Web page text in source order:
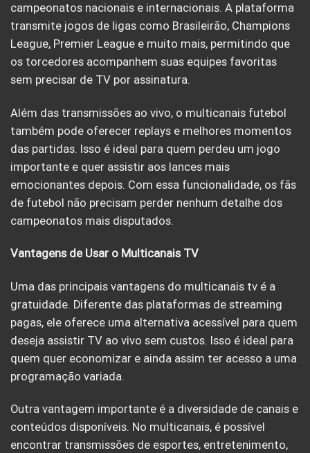
campeonatos nacionais e internacionais. A plataforma
transmite jogos de ligas como Brasileirão, Champions
League, Premier League e muito mais, permitindo que
os torcedores acompanhem suas equipes favoritas
sem precisar de TV por assinatura.
Além das transmissões ao vivo, o multicanais futebol
também pode oferecer replays e melhores momentos
das partidas. Isso é ideal para quem perdeu um jogo
importante e quer assistir aos lances mais
emocionantes depois. Com essa funcionalidade, os fãs
de futebol não precisam perder nenhum detalhe dos
campeonatos mais disputados.
Vantagens de Usar o Multicanais TV
Uma das principais vantagens do multicanais tv é a
gratuidade. Diferente das plataformas de streaming
pagas, ele oferece uma alternativa acessível para quem
deseja assistir TV ao vivo sem custos. Isso é ideal para
quem quer economizar e ainda assim ter acesso a uma
programação variada.
Outra vantagem importante é a diversidade de canais e
conteúdos disponíveis. No multicanais, é possível
encontrar transmissões de esportes, entretenimento,